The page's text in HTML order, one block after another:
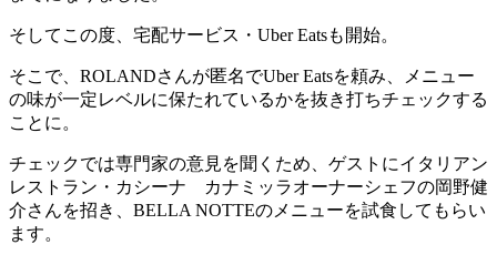
そしてこの度、宅配サービス・Uber Eatsも開始。
そこで、ROLANDさんが匿名でUber Eatsを頼み、メニュー
の味が一定レベルに保たれているかを抜き打ちチェックする
ことに。
チェックでは専門家の意見を聞くため、ゲストにイタリアン
レストラン・カシーナ カナミッラオーナーシェフの岡野健
介さんを招き、BELLA NOTTEのメニューを試食してもらい
ます。